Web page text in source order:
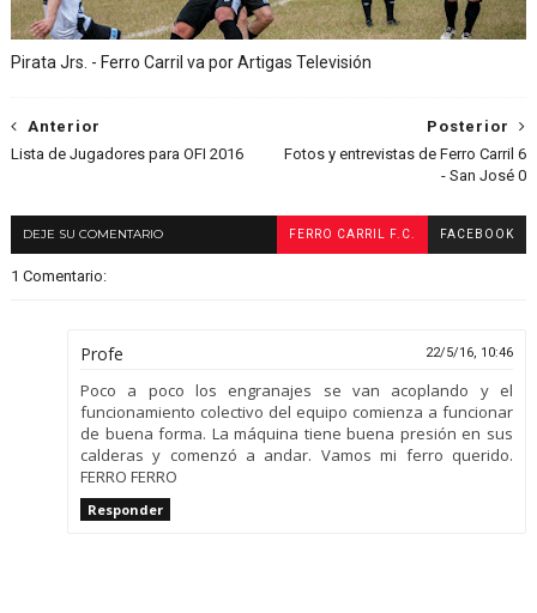
Pirata Jrs. - Ferro Carril va por Artigas Televisión
Posterior
Fotos y entrevistas de Ferro Carril 6
- San José 0
Anterior
Lista de Jugadores para OFI 2016
DEJE SU COMENTARIO FERRO CARRIL F.C. FACEBOOK
1 Comentario:
Profe 22/5/16, 10:46
Poco a poco los engranajes se van acoplando y el
funcionamiento colectivo del equipo comienza a funcionar
de buena forma. La máquina tiene buena presión en sus
calderas y comenzó a andar. Vamos mi ferro querido.
FERRO FERRO
Responder